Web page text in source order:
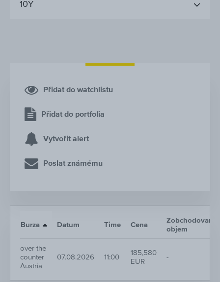
10Y
Přidat do watchlistu
Přidat do portfolia
Vytvořit alert
Poslat známému
Burza Datum Time Cena
Zobchodovaný
objem
over the
counter
Austria
07.08.2026 11:00
185,580
EUR
-